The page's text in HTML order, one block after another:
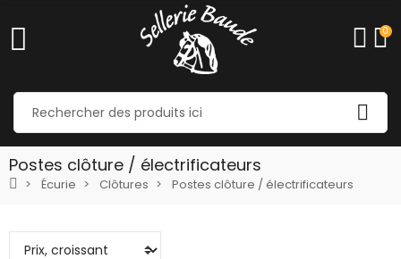
0
Postes clôture / électrificateurs
Écurie Clôtures Postes clôture / électrificateurs